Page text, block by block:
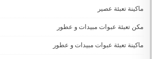
ماكينة تعبئة عصير
مكن تعبئة عبوات مبيدات و عطور
ماكينة تعبئة عبوات مبيدات و عطور